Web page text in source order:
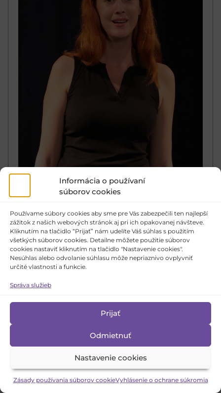
Informácia o používaní
súborov cookies
Používame súbory cookies aby sme pre Vás zabezpečili ten najlepší
zážitok z našich webových stránok aj pri ich opakovanej návšteve.
Kliknutím na tlačidlo “Prijať” nám udelíte Váš súhlas s použitím
všetkých súborov cookies. Detailne môžete použitie súborov
cookies nastaviť kliknutím na tlačidlo "Nastavenie cookies".
Nesúhlas alebo odvolanie súhlasu môže nepriaznivo ovplyvniť
určité vlastnosti a funkcie.
Správa služieb
Prijať
Odmietnuť
Nastavenie cookies
Zásady používania súborov cookieVyhlásenie o ochrane súkromia
Piatok 1. 9. 2023o 19:30 hod.
Ženba
Divadlo „A“ a Divadlo SHANTI, Prievidza